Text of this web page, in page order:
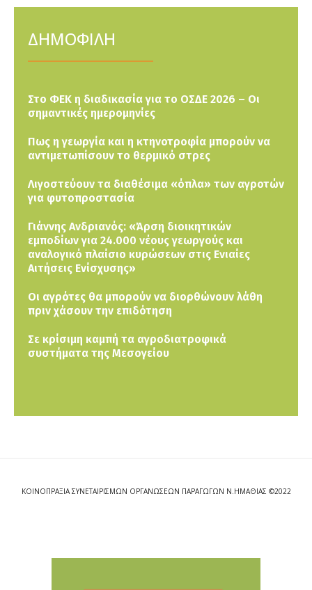
ΔΗΜΟΦΙΛΗ
Στο ΦΕΚ η διαδικασία για το ΟΣΔΕ 2026 – Οι
σημαντικές ημερομηνίες
Πως η γεωργία και η κτηνοτροφία μπορούν να
αντιμετωπίσουν το θερμικό στρες
Λιγοστεύουν τα διαθέσιμα «όπλα» των αγροτών
για φυτοπροστασία
Γιάννης Ανδριανός: «Άρση διοικητικών
εμποδίων για 24.000 νέους γεωργούς και
αναλογικό πλαίσιο κυρώσεων στις Ενιαίες
Αιτήσεις Ενίσχυσης»
Οι αγρότες θα μπορούν να διορθώνουν λάθη
πριν χάσουν την επιδότηση
Σε κρίσιμη καμπή τα αγροδιατροφικά
συστήματα της Μεσογείου
ΚΟΙΝΟΠΡΑΞΙΑ ΣΥΝΕΤΑΙΡΙΣΜΩΝ ΟΡΓΑΝΩΣΕΩΝ ΠΑΡΑΓΩΓΩΝ Ν.ΗΜΑΘΙΑΣ ©2022